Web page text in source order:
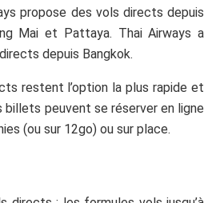
propose des vols directs depuis
Mai et Pattaya. Thai Airways a
depuis Bangkok.
restent l’option la plus rapide et
peuvent se réserver en ligne
(ou sur 12go) ou sur place.